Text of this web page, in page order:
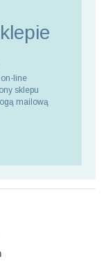
line
sklepu
mailową